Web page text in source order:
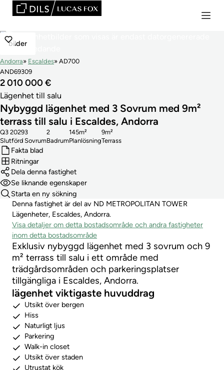
bilder
Andorra Escaldes
AD700
AND69309
2 010 000 €
Lägenhet till salu
Nybyggd lägenhet med 3 Sovrum med 9m²
terrass till salu i Escaldes, Andorra
Slutförd
Q3 2029
Sovrum
3
Badrum
2
Planlösning
145m²
Terrass
9m²
Fakta blad
Ritningar
Dela denna fastighet
Se liknande egenskaper
Starta en ny sökning
Denna fastighet är del av ND METROPOLITAN TOWER
Lägenheter, Escaldes, Andorra.
Visa detaljer om detta bostadsområde och andra fastigheter
inom detta bostadsområde
Exklusiv nybyggd lägenhet med 3 sovrum och 9
m² terrass till salu i ett område med
trädgårdsområden och parkeringsplatser
tillgängliga i Escaldes, Andorra.
lägenhet viktigaste huvuddrag
Utsikt över bergen
Hiss
Naturligt ljus
Parkering
Walk-in closet
Utsikt över staden
Utrustat kök